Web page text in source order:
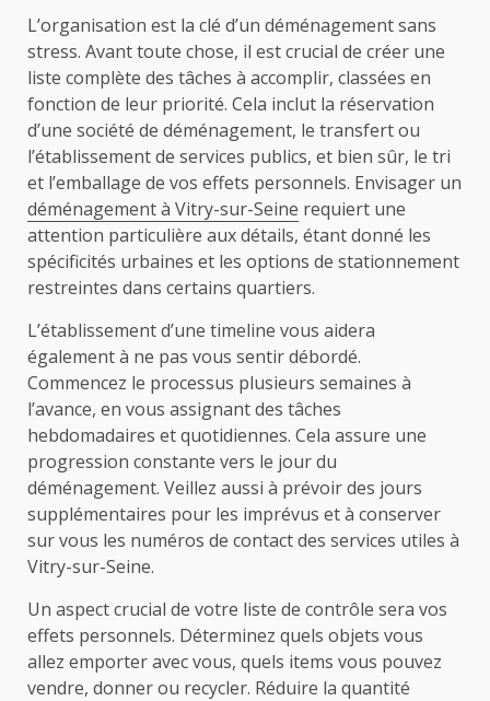
L’organisation est la clé d’un déménagement sans
stress. Avant toute chose, il est crucial de créer une
liste complète des tâches à accomplir, classées en
fonction de leur priorité. Cela inclut la réservation
d’une société de déménagement, le transfert ou
l’établissement de services publics, et bien sûr, le tri
et l’emballage de vos effets personnels. Envisager un
déménagement à Vitry-sur-Seine requiert une
attention particulière aux détails, étant donné les
spécificités urbaines et les options de stationnement
restreintes dans certains quartiers.
L’établissement d’une timeline vous aidera
également à ne pas vous sentir débordé.
Commencez le processus plusieurs semaines à
l’avance, en vous assignant des tâches
hebdomadaires et quotidiennes. Cela assure une
progression constante vers le jour du
déménagement. Veillez aussi à prévoir des jours
supplémentaires pour les imprévus et à conserver
sur vous les numéros de contact des services utiles à
Vitry-sur-Seine.
Un aspect crucial de votre liste de contrôle sera vos
effets personnels. Déterminez quels objets vous
allez emporter avec vous, quels items vous pouvez
vendre, donner ou recycler. Réduire la quantité